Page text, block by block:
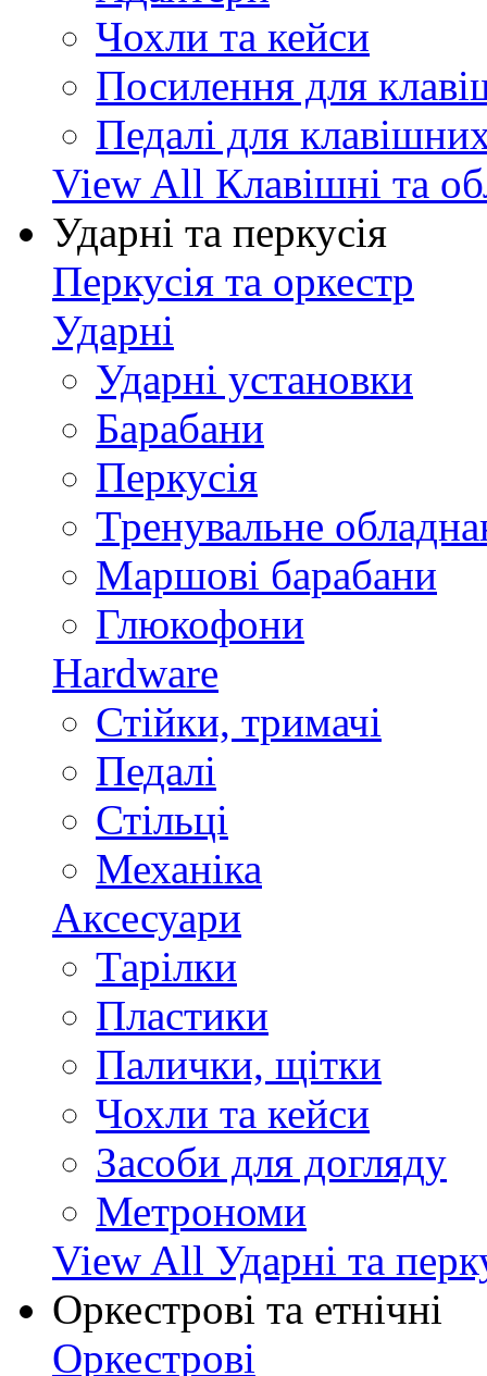
Чохли та кейси
Посилення для
Педалі для
View All Клавішні та
Ударні та перкусія
Перкусія та оркестр
Ударні
Ударні установки
Барабани
Перкусія
Тренувальне
Маршові барабани
Глюкофони
Hardware
Стійки, тримачі
Педалі
Стільці
Механіка
Аксесуари
Тарілки
Пластики
Палички, щітки
Чохли та кейси
Засоби для догляду
Метрономи
View All Ударні та
Оркестрові та етнічні
Оркестрові